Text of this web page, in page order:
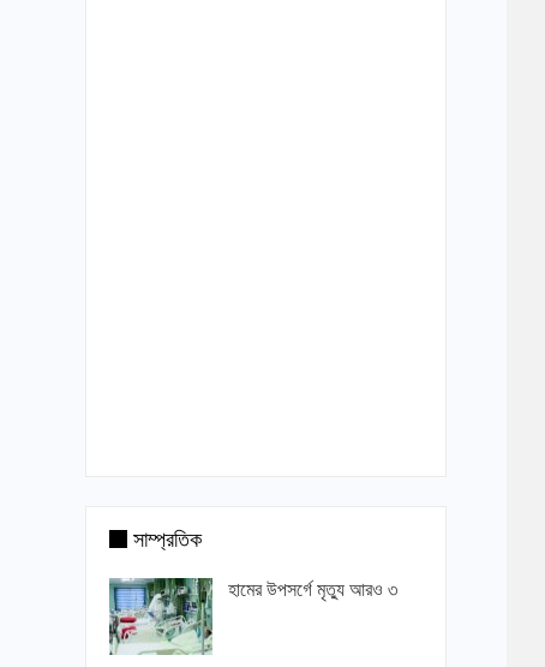
সাম্প্রতিক
হামের উপসর্গে মৃত্যু আরও ৩